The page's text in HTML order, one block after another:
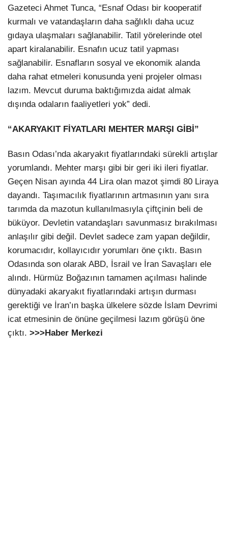
Gazeteci Ahmet Tunca, “Esnaf Odası bir kooperatif
kurmalı ve vatandaşların daha sağlıklı daha ucuz
gıdaya ulaşmaları sağlanabilir. Tatil yörelerinde otel
apart kiralanabilir. Esnafın ucuz tatil yapması
sağlanabilir. Esnafların sosyal ve ekonomik alanda
daha rahat etmeleri konusunda yeni projeler olması
lazım. Mevcut duruma baktığımızda aidat almak
dışında odaların faaliyetleri yok” dedi.
“AKARYAKIT FİYATLARI MEHTER MARŞI GİBİ”
Basın Odası’nda akaryakıt fiyatlarındaki sürekli artışlar
yorumlandı. Mehter marşı gibi bir geri iki ileri fiyatlar.
Geçen Nisan ayında 44 Lira olan mazot şimdi 80 Liraya
dayandı. Taşımacılık fiyatlarının artmasının yanı sıra
tarımda da mazotun kullanılmasıyla çiftçinin beli de
büküyor. Devletin vatandaşları savunmasız bırakılması
anlaşılır gibi değil. Devlet sadece zam yapan değildir,
korumacıdır, kollayıcıdır yorumları öne çıktı. Basın
Odasında son olarak ABD, İsrail ve İran Savaşları ele
alındı. Hürmüz Boğazının tamamen açılması halinde
dünyadaki akaryakıt fiyatlarındaki artışın durması
gerektiği ve İran’ın başka ülkelere sözde İslam Devrimi
icat etmesinin de önüne geçilmesi lazım görüşü öne
çıktı. >>>Haber Merkezi